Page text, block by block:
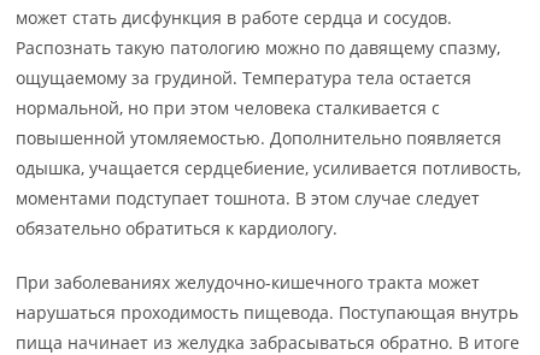
может стать дисфункция в работе сердца и сосудов.
Распознать такую патологию можно по давящему спазму,
ощущаемому за грудиной. Температура тела остается
нормальной, но при этом человека сталкивается с
повышенной утомляемостью. Дополнительно появляется
одышка, учащается сердцебиение, усиливается потливость,
моментами подступает тошнота. В этом случае следует
обязательно обратиться к кардиологу.
При заболеваниях желудочно-кишечного тракта может
нарушаться проходимость пищевода. Поступающая внутрь
пища начинает из желудка забрасываться обратно. В итоге